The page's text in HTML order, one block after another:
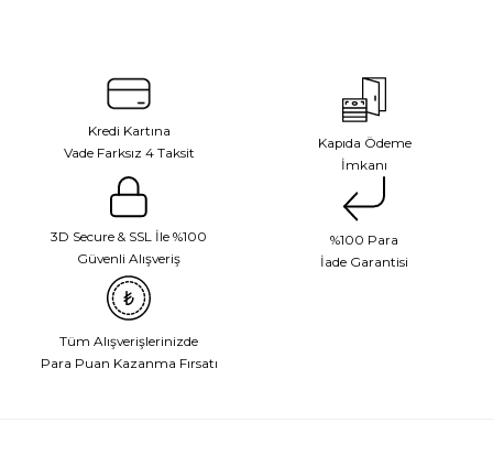
Kredi Kartına
Vade Farksız 4 Taksit
Kapıda Ödeme
İmkanı
3D Secure & SSL İle %100
Güvenli Alışveriş
%100 Para
İade Garantisi
Tüm Alışverişlerinizde
Para Puan Kazanma Fırsatı